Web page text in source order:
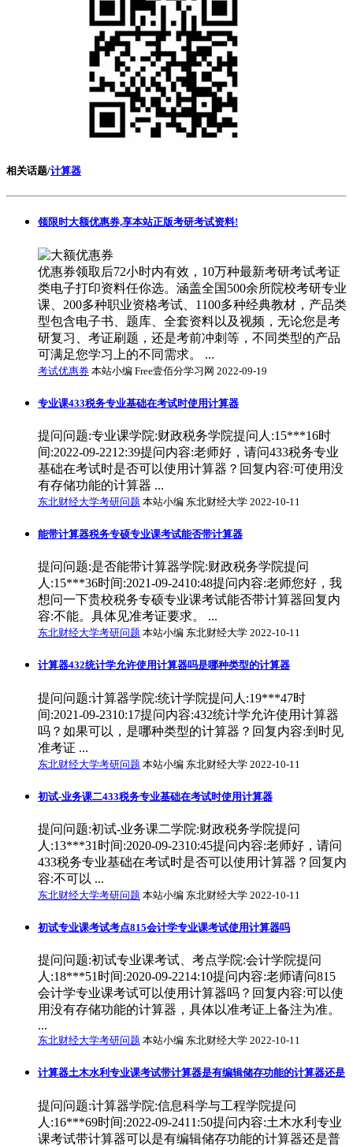
相关话题/计算器
领限时大额优惠券,享本站正版考研考试资料!
优惠券领取后72小时内有效，10万种最新考研考试考证
类电子打印资料任你选。涵盖全国500余所院校考研专业
课、200多种职业资格考试、1100多种经典教材，产品类
型包含电子书、题库、全套资料以及视频，无论您是考
研复习、考证刷题，还是考前冲刺等，不同类型的产品
可满足您学习上的不同需求。 ...
考试优惠券 本站小编 Free壹佰分学习网 2022-09-19
专业课433税务专业基础在考试时使用计算器
提问问题:专业课学院:财政税务学院提问人:15***16时
间:2022-09-2212:39提问内容:老师好，请问433税务专业
基础在考试时是否可以使用计算器？回复内容:可使用没
有存储功能的计算器 ...
东北财经大学考研问题 本站小编 东北财经大学 2022-10-11
能带计算器税务专硕专业课考试能否带计算器
提问问题:是否能带计算器学院:财政税务学院提问
人:15***36时间:2021-09-2410:48提问内容:老师您好，我
想问一下贵校税务专硕专业课考试能否带计算器回复内
容:不能。具体见准考证要求。 ...
东北财经大学考研问题 本站小编 东北财经大学 2022-10-11
计算器432统计学允许使用计算器吗是哪种类型的计算器
提问问题:计算器学院:统计学院提问人:19***47时
间:2021-09-2310:17提问内容:432统计学允许使用计算器
吗？如果可以，是哪种类型的计算器？回复内容:到时见
准考证 ...
东北财经大学考研问题 本站小编 东北财经大学 2022-10-11
初试-业务课二433税务专业基础在考试时使用计算器
提问问题:初试-业务课二学院:财政税务学院提问
人:13***31时间:2020-09-2310:45提问内容:老师好，请问
433税务专业基础在考试时是否可以使用计算器？回复内
容:不可以 ...
东北财经大学考研问题 本站小编 东北财经大学 2022-10-11
初试专业课考试考点815会计学专业课考试使用计算器吗
提问问题:初试专业课考试、考点学院:会计学院提问
人:18***51时间:2020-09-2214:10提问内容:老师请问815
会计学专业课考试可以使用计算器吗？回复内容:可以使
用没有存储功能的计算器，具体以准考证上备注为准。
...
东北财经大学考研问题 本站小编 东北财经大学 2022-10-11
计算器土木水利专业课考试带计算器是有编辑储存功能的计算器还是
提问问题:计算器学院:信息科学与工程学院提问
人:16***69时间:2022-09-2411:50提问内容:土木水利专业
课考试带计算器可以是有编辑储存功能的计算器还是普